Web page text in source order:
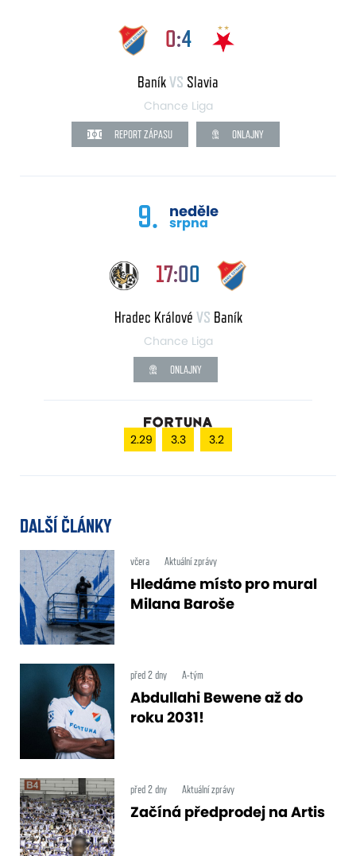
0:4
BaníkVS Slavia
Chance Liga
REPORT ZÁPASU ONLAJNY
9. neděle
srpna
17:00
Hradec Králové VS Baník
Chance Liga
ONLAJNY
2.29 3.3 3.2
DALŠÍ ČLÁNKY
včera Aktuální zprávy
Hledáme místo pro mural
Milana Baroše
před 2 dny A-tým
Abdullahi Bewene až do
roku 2031!
před 2 dny Aktuální zprávy
Začíná předprodej na Artis